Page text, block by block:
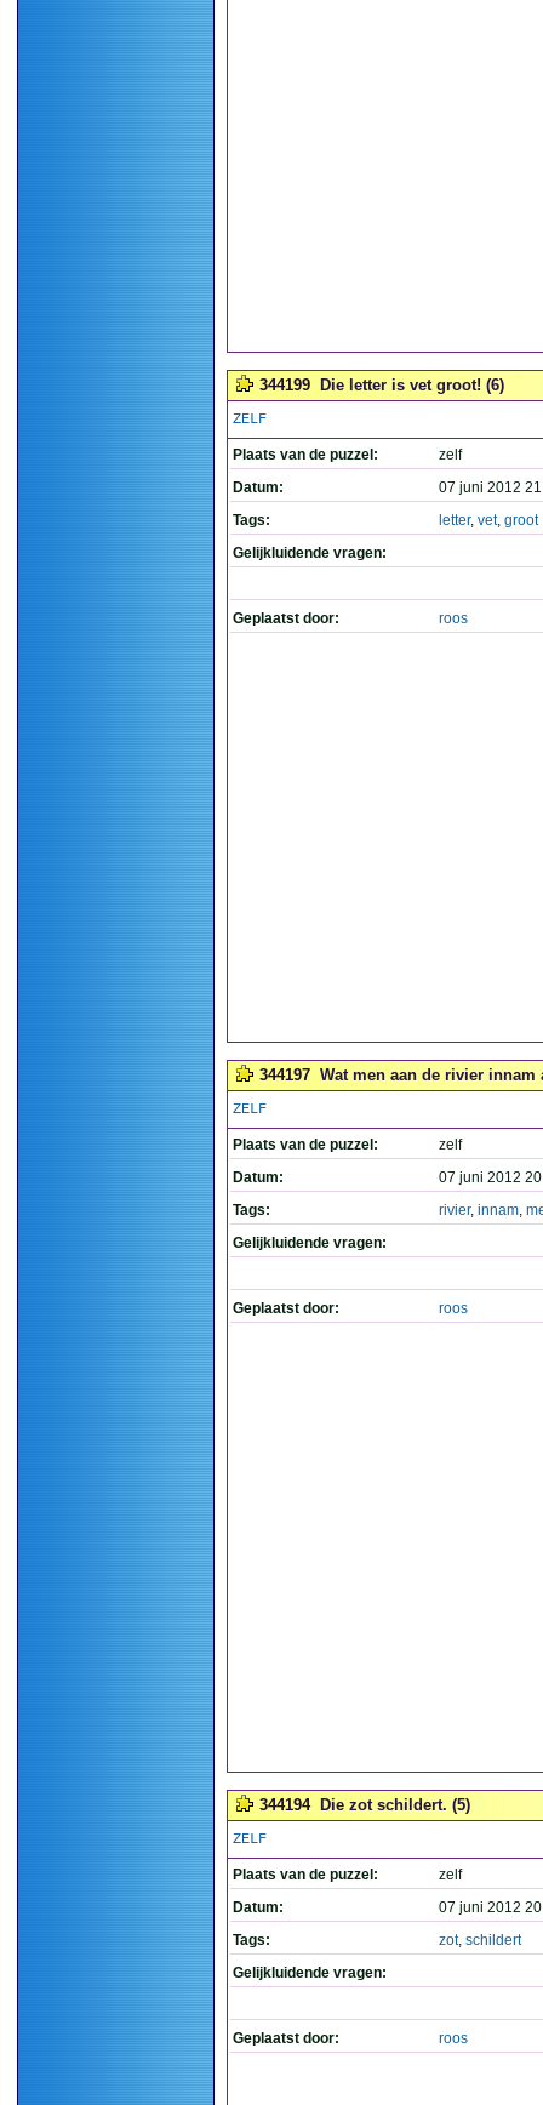
344199 Die letter is vet groot! (6)
ZELF
Plaats van de puzzel:
zelf
Datum:
07 juni 2012
Tags:
letter, vet, groot
Gelijkluidende vragen:
Geplaatst door: roos
344197 Wat men aan de rivier innam
ZELF
Plaats van de puzzel:
zelf
Datum:
07 juni 2012
Tags:
rivier, innam,
Gelijkluidende vragen:
Geplaatst door: roos
344194 Die zot schildert. (5)
ZELF
Plaats van de puzzel:
zelf
Datum:
07 juni 2012
Tags:
zot, schildert
Gelijkluidende vragen:
Geplaatst door: roos